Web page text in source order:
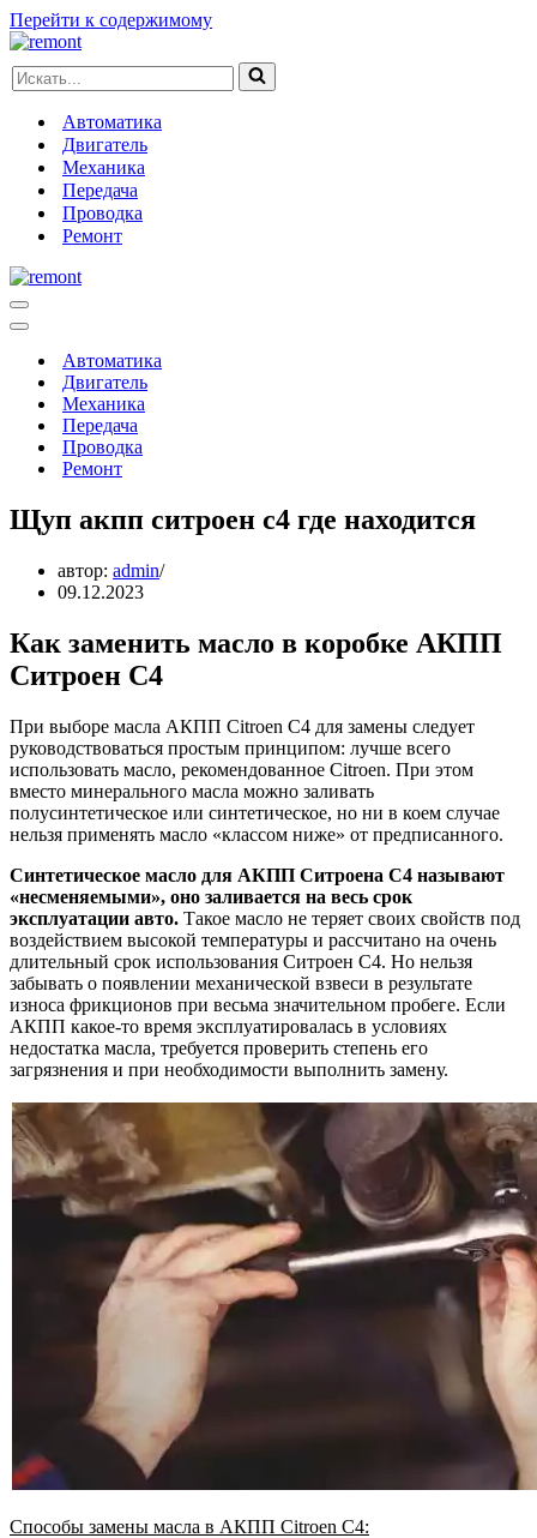
Перейти к содержимому
Искать...
Автоматика
Двигатель
Механика
Передача
Проводка
Ремонт
Меню
навигации
Меню
навигацииАвтоматика
Двигатель
Механика
Передача
Проводка
Ремонт
Щуп акпп ситроен с4 где находится
автор: admin
09.12.2023
Как заменить масло в коробке АКПП
Ситроен С4
При выборе масла АКПП Citroen C4 для замены следует
руководствоваться простым принципом: лучше всего
использовать масло, рекомендованное Citroen. При этом
вместо минерального масла можно заливать
полусинтетическое или синтетическое, но ни в коем случае
нельзя применять масло «классом ниже» от предписанного.
Синтетическое масло для АКПП Ситроена С4 называют
«несменяемыми», оно заливается на весь срок
эксплуатации авто. Такое масло не теряет своих свойств под
воздействием высокой температуры и рассчитано на очень
длительный срок использования Ситроен C4. Но нельзя
забывать о появлении механической взвеси в результате
износа фрикционов при весьма значительном пробеге. Если
АКПП какое-то время эксплуатировалась в условиях
недостатка масла, требуется проверить степень его
загрязнения и при необходимости выполнить замену.
Способы замены масла в АКПП Citroen C4: